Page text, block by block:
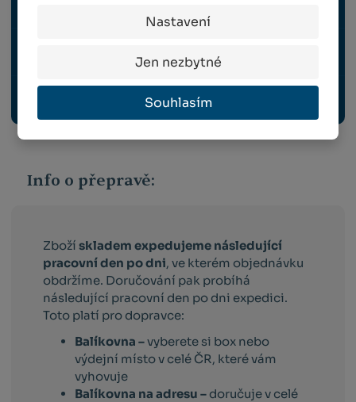
Nastavení
Jen nezbytné
Souhlasím
ROUBOVACÍ KLEŠTE, STROJKY A NOŽE
Info o přepravě:
Zbožískladem expedujeme následující
pracovní den po dni, ve kterém objednávku
obdržíme. Doručování pak probíhá
následující pracovní den po dni expedici.
Toto platí pro dopravce:
Balíkovna –vyberete si box nebo
výdejní místo v celé ČR, které vám
vyhovuje
Balíkovna na adresu – doručuje v celé